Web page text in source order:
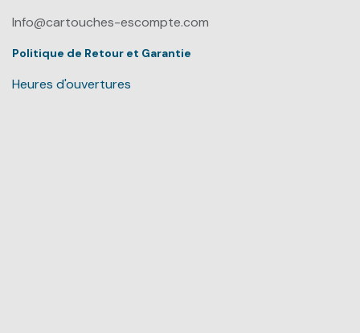
Info@cartouches-escompte.com
Politique de Retour et Garantie
Heures d'ouvertures